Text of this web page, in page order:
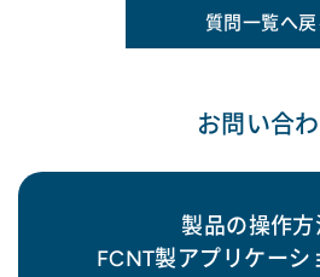
質問一覧へ戻
お問い合
製品の操作方
FCNT製アプリケーシ